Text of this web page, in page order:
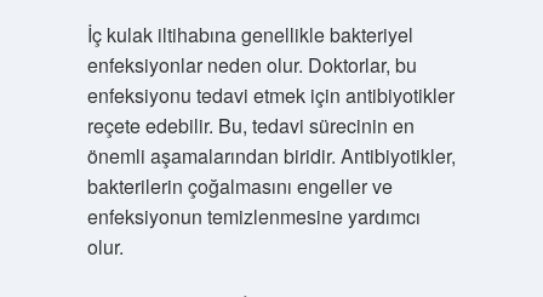
İç kulak iltihabına genellikle bakteriyel
enfeksiyonlar neden olur. Doktorlar, bu
enfeksiyonu tedavi etmek için antibiyotikler
reçete edebilir. Bu, tedavi sürecinin en
önemli aşamalarından biridir. Antibiyotikler,
bakterilerin çoğalmasını engeller ve
enfeksiyonun temizlenmesine yardımcı
olur.